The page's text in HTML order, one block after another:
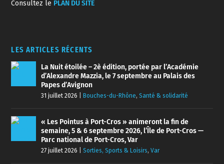
Consultez le PLAN DU SITE
LES ARTICLES RÉCENTS
La Nuit étoilée – 2è édition, portée par l’Académie
d’Alexandre Mazzia, le 7 septembre au Palais des
Papes d’Avignon
31 juillet 2026 Bouches-du-Rhône,Santé & solidarité
« Les Pointus à Port-Cros » animeront la fin de
semaine, 5 & 6 septembre 2026, l’Île de Port-Cros —
Parc national de Port-Cros, Var
27 juillet 2026 |Sorties, Sports & Loisirs,Var